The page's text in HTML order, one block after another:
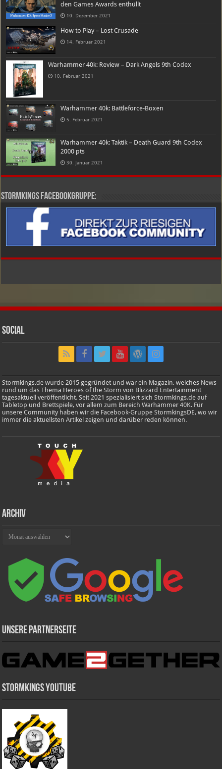
den Games Awards enthüllt
10. Dezember 2021
How to Play – Lost Crusade
14. Februar 2021
Warhammer 40k: Review – Dark Angels 9th Codex
10. Februar 2021
Warhammer 40k: Battleforce-Boxen
5. Februar 2021
Warhammer 40k: Taktik – Death Guard 9th Codex
2000 pts
30. Januar 2021
Stormkings Facebookgruppe:
Social
Stormkings.de wurde 2015 gegründet und war ein Magazin, welches News
rund um das Thema Heroes of the Storm von Blizzard Entertainment
tagesaktuell veröffentlicht. Seit 2021 spezialisiert sich Stormkings.de auf
Tabletop und Brettspiele, vor allem zum Bereich Warhammer 40K. Für
unsere Community haben wir die Facebook-Gruppe StormkingsDE, wo wir
immer die aktuellsten Artikel zeigen und darüber reden können.
Archiv
Unsere Partnerseite
Stormkings Youtube